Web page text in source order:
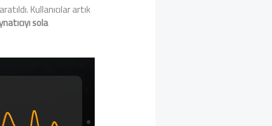
Kullanıcılar artık
sola